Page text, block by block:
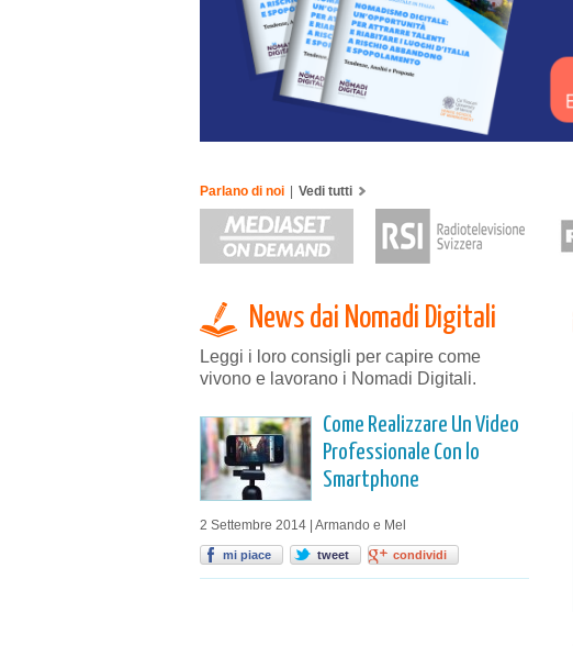
Parlano di noi | Vedi tutti
News dai Nomadi Digitali
Leggi i loro consigli per capire come
vivono e lavorano i Nomadi Digitali.
Come Realizzare Un Video
Professionale Con lo
Smartphone
2 Settembre 2014 | Armando e Mel
mi piace tweet condividi